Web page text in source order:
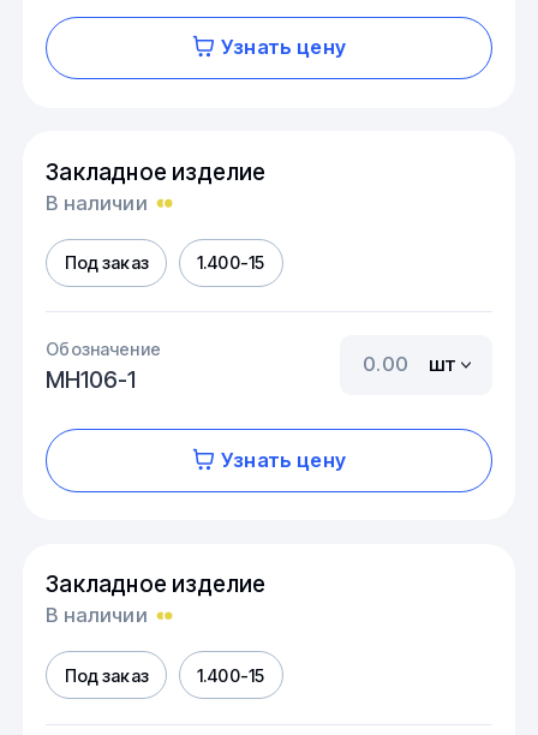
Узнать цену
Закладное изделие
В наличии
Под заказ 1.400-15
Обозначение
МН106-1
шт
Узнать цену
Закладное изделие
В наличии
Под заказ 1.400-15